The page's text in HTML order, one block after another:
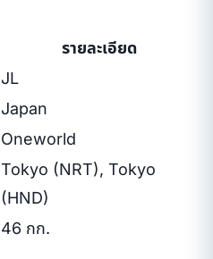
รายละเอียด
JL
Japan
Oneworld
Tokyo (NRT), Tokyo
(HND)
46 กก.